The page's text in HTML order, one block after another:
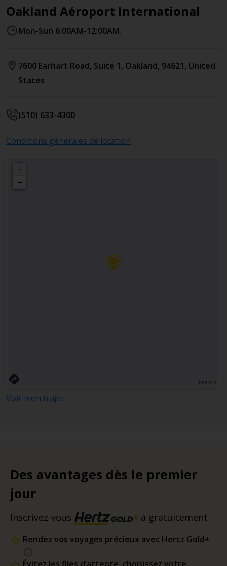
Oakland Aéroport International
Mon-Sun 6:00AM-12:00AM.
7600 Earhart Road, Suite 1, Oakland, 94621, United
States
(510) 633-4300
Conditions générales de location
−
Voir mon trajet
Des avantages dès le premier
jour
Inscrivez-vous à gratuitement
Rendez vos voyages précieux avec Hertz Gold+